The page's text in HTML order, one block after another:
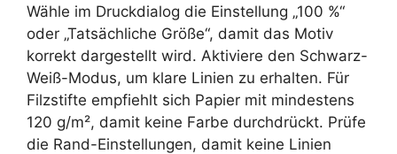
Wähle im Druckdialog die Einstellung „100 %“
oder „Tatsächliche Größe“, damit das Motiv
korrekt dargestellt wird. Aktiviere den Schwarz-
Weiß-Modus, um klare Linien zu erhalten. Für
Filzstifte empfiehlt sich Papier mit mindestens
120 g/m², damit keine Farbe durchdrückt. Prüfe
die Rand-Einstellungen, damit keine Linien